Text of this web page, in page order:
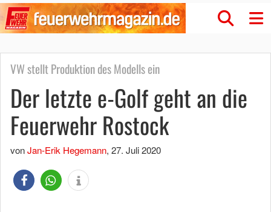
VW stellt Produktion des Modells ein
Der letzte e-Golf geht an die
Feuerwehr Rostock
vonJan-Erik Hegemann, 27. Juli 2020